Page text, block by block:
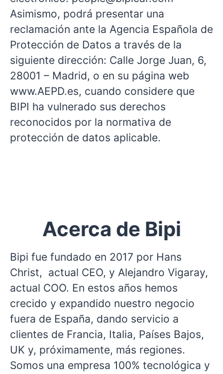
Asimismo, podrá presentar una
reclamación ante la Agencia Española de
Protección de Datos a través de la
siguiente dirección: Calle Jorge Juan, 6,
28001 – Madrid, o en su página web
www.AEPD.es, cuando considere que
BIPI ha vulnerado sus derechos
reconocidos por la normativa de
protección de datos aplicable.
Acerca de Bipi
Bipi fue fundado en 2017 por Hans
Christ, actual CEO, y Alejandro Vigaray,
actual COO. En estos años hemos
crecido y expandido nuestro negocio
fuera de España, dando servicio a
clientes de Francia, Italia, Países Bajos,
UK y, próximamente, más regiones.
Somos una empresa 100% tecnológica y